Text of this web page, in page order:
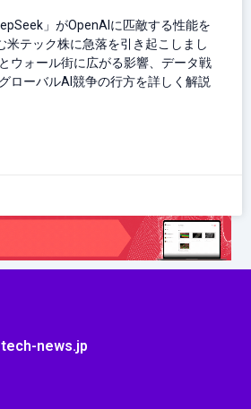
」がOpenAIに匹敵する性能を
米テック株に急落を引き起こしまし
ウォール街に広がる影響、データ戦
ローバルAI競争の行方を詳しく解説
news.jp